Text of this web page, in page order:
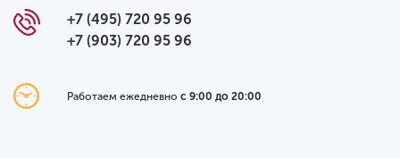
+7 (495) 720 95 96
+7 (903) 720 95 96
Работаем ежедневно с 9:00 до 20:00